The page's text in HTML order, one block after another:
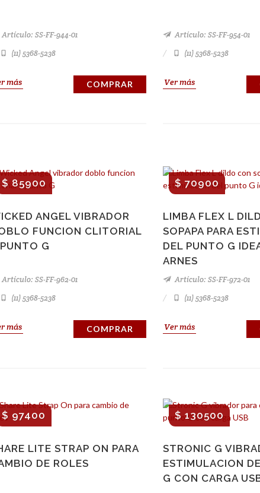
Artículo: SS-FF-944-01
(11) 5368-5238
más COMPRAR
Artículo: SS-FF-954-01
(11) 5368-5238
Ver más
ANGEL VIBRADOR
FUNCION CLITORIAL
G
$ 85900
Artículo: SS-FF-962-01
(11) 5368-5238
más COMPRAR
LIMBA FLEX L
SOPAPA PARA
DEL PUNTO G
ARNES
$ 70900
Artículo: SS-FF-972-01
(11) 5368-5238
Ver más
LITE STRAP ON PARA
DE ROLES
$ 97400
STRONIC G
ESTIMULACION
G CON CARGA
$ 130500